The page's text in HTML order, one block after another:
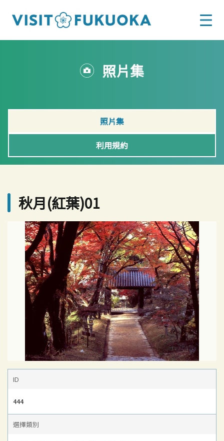
照片集
照片集
利用規約
秋月(紅葉)01
ID
444
選擇類別